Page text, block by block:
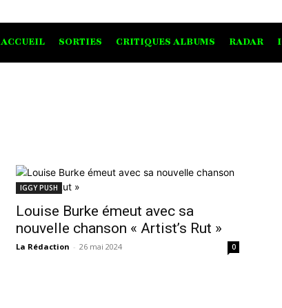
ACCUEIL SORTIES CRITIQUES ALBUMS RADAR
IGGY PUSH
Louise Burke émeut avec sa
nouvelle chanson « Artist’s Rut »
La Rédaction - 26 mai 2024 0